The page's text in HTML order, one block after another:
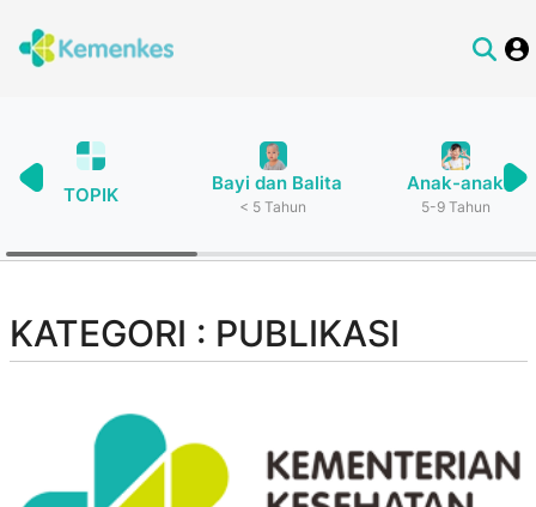
TOPIK
Bayi dan Balita
< 5 Tahun
Anak-anak
5-9 Tahun
KATEGORI : PUBLIKASI